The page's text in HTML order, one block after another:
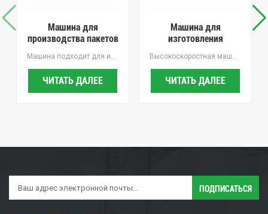
Машина для
производства пакетов
боковой запечаткойМашина подходит для изготовления пакетов для резки с возможностью горячего запечатывания из БОПП, ОПП, полиэтилена и других пластиковых пакетов с печатью. Это идеальное оборудование для изготовления пакетов для носков, пакетов для полотенец, пакетов для хлеба и пакетов для ювелирных изделий, почтовых пакетов, курьерских пакетов, пакетов для проверки безопасности. , сумки беспошлинной торговли и т. д.
ЧИТАТЬ ДАЛЕЕ
Машина для
изготовления
полиэтилена
Высокоскоростная машина для перфорации мульчирующей пленки, Простота в эксплуатации, интеллектуальность и эффективность, расстояние между отверстиями и диаметр удержания свободно регулируются. Расстояние между отверстиями и апертура свободно регулируются, с Переработка отходовинж.
ЧИТАТЬ ДАЛЕЕ